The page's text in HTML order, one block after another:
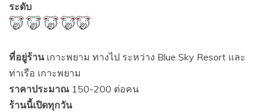
ระดับ
ที่อยู่ร้านเกาะพยาม ทางไป ระหว่าง Blue Sky Resort และ
ท่าเรือ เกาะพยาม
ราคาประมาณ 150-200 ต่อคน
ร้านนี้เปิดทุกวัน